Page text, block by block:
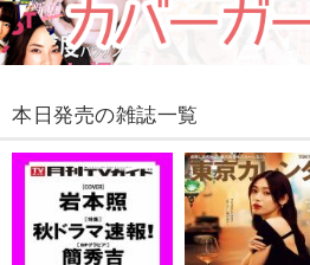
本日発売の雑誌一覧